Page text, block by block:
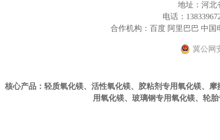
地址：河北
电话：
合作机构：百度 阿里巴巴 中
冀公网
核心产品：轻质氧化镁、活性氧化镁、 胶粘剂专用氧化镁、 摩
用氧化镁、 玻璃钢专用氧化镁、 轮